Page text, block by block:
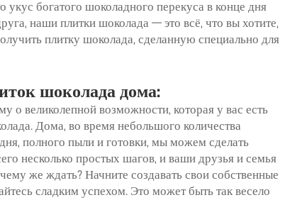
укус богатого шоколадного перекуса в конце дня
наши плитки шоколада — это всё, что вы хотите,
плитку шоколада, сделанную специально для
шоколада дома:
о великолепной возможности, которая у вас есть
Дома, во время небольшого количества
полного пыли и готовки, мы можем сделать
несколько простых шагов, и ваши друзья и семья
же ждать? Начните создавать свои собственные
сладким успехом. Это может быть так весело